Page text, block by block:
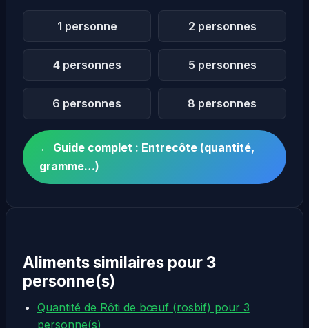
1 personne 2 personnes
4 personnes 5 personnes
6 personnes 8 personnes
← Guide complet : Entrecôte (quantité,
gramme…)
Aliments similaires pour 3
personne(s)
Quantité de Rôti de bœuf (rosbif) pour 3
personne(s)